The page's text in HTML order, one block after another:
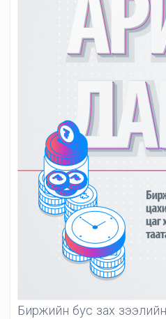
Биржийн бус зах